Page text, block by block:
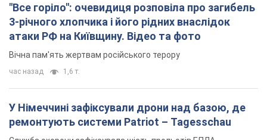
"Все горіло": очевидиця розповіла про загибель
3-річного хлопчика і його рідних внаслідок
атаки РФ на Київщину. Відео та фото
Вічна пам'ять жертвам російського терору
час назад 1,6 т.
У Німеччині зафіксували дрони над базою, де
ремонтують системи Patriot – Tagesschau